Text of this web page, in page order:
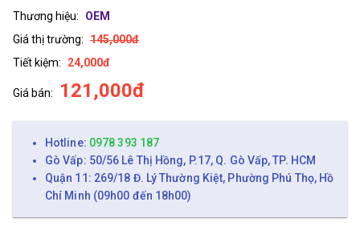
Thương hiệu:
OEM
Giá thị trường: 145,000đ
Tiết kiệm:
24,000đ
Giá bán: 121,000đ
Hotline: 0978 393 187
Gò Vấp: 50/56 Lê Thị Hồng, P.17, Q. Gò Vấp, TP. HCM
Quận 11: 269/18 Đ. Lý Thường Kiệt, Phường Phú Thọ, Hồ
Chí Minh (09h00 đến 18h00)